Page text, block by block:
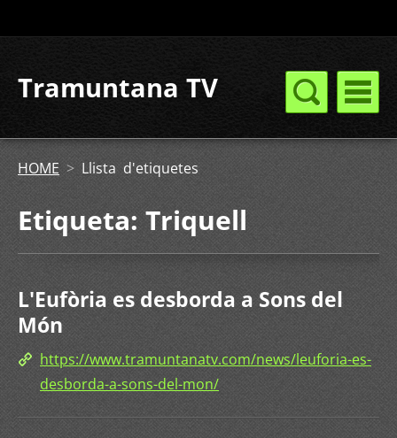
Tramuntana TV
HOME > Llista d'etiquetes
Etiqueta: Triquell
L'Eufòria es desborda a Sons del
Món
https://www.tramuntanatv.com/news/leuforia-es-
desborda-a-sons-del-mon/